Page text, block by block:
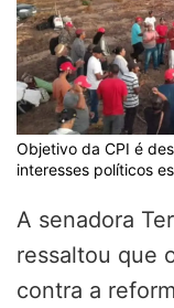
Objetivo da CPI é
interesses políticos
A senadora
ressaltou que
contra a